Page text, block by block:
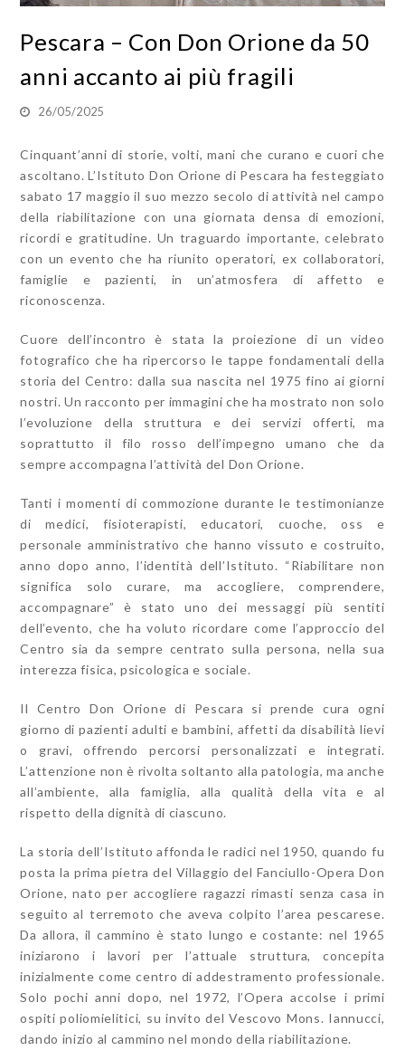
Pescara – Con Don Orione da 50
anni accanto ai più fragili
26/05/2025
Cinquant’anni di storie, volti, mani che curano e cuori che
ascoltano. L’Istituto Don Orione di Pescara ha festeggiato
sabato 17 maggio il suo mezzo secolo di attività nel campo
della riabilitazione con una giornata densa di emozioni,
ricordi e gratitudine. Un traguardo importante, celebrato
con un evento che ha riunito operatori, ex collaboratori,
famiglie e pazienti, in un’atmosfera di affetto e
riconoscenza.
Cuore dell’incontro è stata la proiezione di un video
fotografico che ha ripercorso le tappe fondamentali della
storia del Centro: dalla sua nascita nel 1975 fino ai giorni
nostri. Un racconto per immagini che ha mostrato non solo
l’evoluzione della struttura e dei servizi offerti, ma
soprattutto il filo rosso dell’impegno umano che da
sempre accompagna l’attività del Don Orione.
Tanti i momenti di commozione durante le testimonianze
di medici, fisioterapisti, educatori, cuoche, oss e
personale amministrativo che hanno vissuto e costruito,
anno dopo anno, l’identità dell’Istituto. “Riabilitare non
significa solo curare, ma accogliere, comprendere,
accompagnare” è stato uno dei messaggi più sentiti
dell’evento, che ha voluto ricordare come l’approccio del
Centro sia da sempre centrato sulla persona, nella sua
interezza fisica, psicologica e sociale.
Il Centro Don Orione di Pescara si prende cura ogni
giorno di pazienti adulti e bambini, affetti da disabilità lievi
o gravi, offrendo percorsi personalizzati e integrati.
L’attenzione non è rivolta soltanto alla patologia, ma anche
all’ambiente, alla famiglia, alla qualità della vita e al
rispetto della dignità di ciascuno.
La storia dell’Istituto affonda le radici nel 1950, quando fu
posta la prima pietra del Villaggio del Fanciullo-Opera Don
Orione, nato per accogliere ragazzi rimasti senza casa in
seguito al terremoto che aveva colpito l’area pescarese.
Da allora, il cammino è stato lungo e costante: nel 1965
iniziarono i lavori per l’attuale struttura, concepita
inizialmente come centro di addestramento professionale.
Solo pochi anni dopo, nel 1972, l’Opera accolse i primi
ospiti poliomielitici, su invito del Vescovo Mons. Iannucci,
dando inizio al cammino nel mondo della riabilitazione.